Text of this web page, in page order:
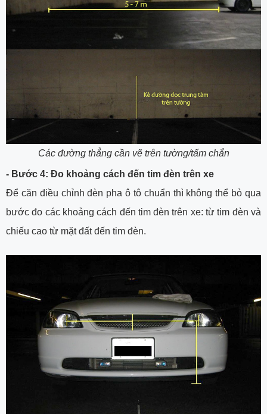
Các đường thẳng cần vẽ trên tường/tấm chắn
- Bước 4: Đo khoảng cách đến tim đèn trên xe
Để căn điều chỉnh đèn pha ô tô chuẩn thì không thể bỏ qua
bước đo các khoảng cách đến tim đèn trên xe: từ tim đèn và
chiếu cao từ mặt đất đến tim đèn.